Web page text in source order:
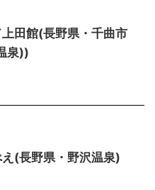
上田館(長野県・千曲市
泉))
(長野県・野沢温泉)